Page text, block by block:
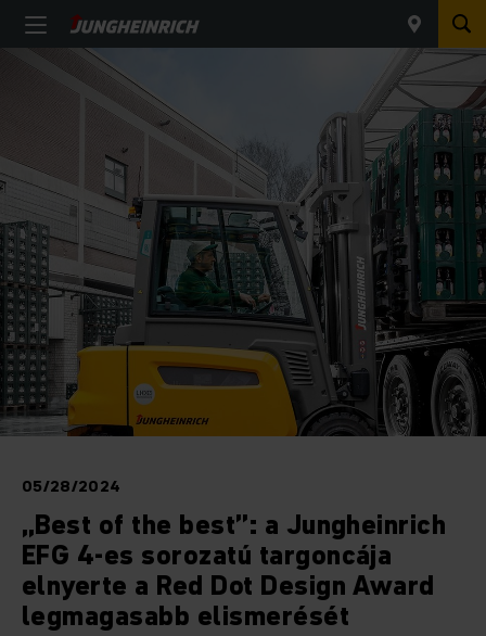
05/28/2024
„Best of the best”: a Jungheinrich
EFG 4-es sorozatú targoncája
elnyerte a Red Dot Design Award
legmagasabb elismerését